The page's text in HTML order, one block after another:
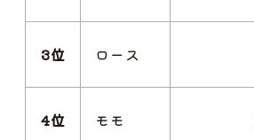
3位 ロース
4位 モモ